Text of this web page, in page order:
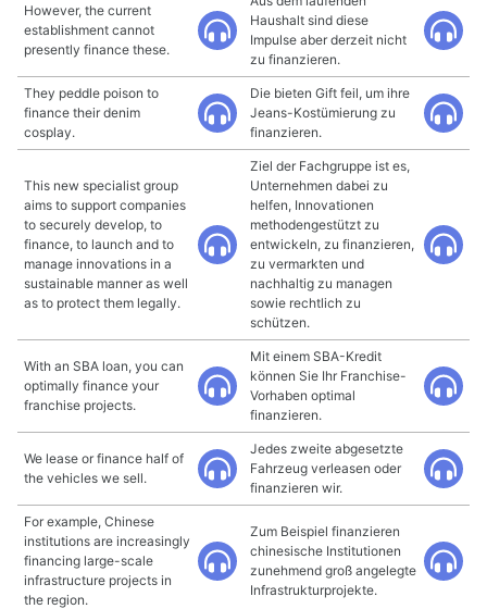
However, the current
establishment cannot
presently finance these.
Haushalt sind diese
Impulse aber derzeit nicht
zu finanzieren.
They peddle poison to
finance their denim
cosplay.
Die bieten Gift feil, um ihre
Jeans-Kostümierung zu
finanzieren.
This new specialist group
aims to support companies
to securely develop, to
finance, to launch and to
manage innovations in a
sustainable manner as well
as to protect them legally.
Ziel der Fachgruppe ist es,
Unternehmen dabei zu
helfen, Innovationen
methodengestützt zu
entwickeln, zu finanzieren,
zu vermarkten und
nachhaltig zu managen
sowie rechtlich zu
schützen.
With an SBA loan, you can
optimally finance your
franchise projects.
Mit einem SBA-Kredit
können Sie Ihr Franchise-
Vorhaben optimal
finanzieren.
We lease or finance half of
the vehicles we sell.
Jedes zweite abgesetzte
Fahrzeug verleasen oder
finanzieren wir.
For example, Chinese
institutions are increasingly
financing large-scale
infrastructure projects in
the region.
Zum Beispiel finanzieren
chinesische Institutionen
zunehmend groß angelegte
Infrastrukturprojekte.